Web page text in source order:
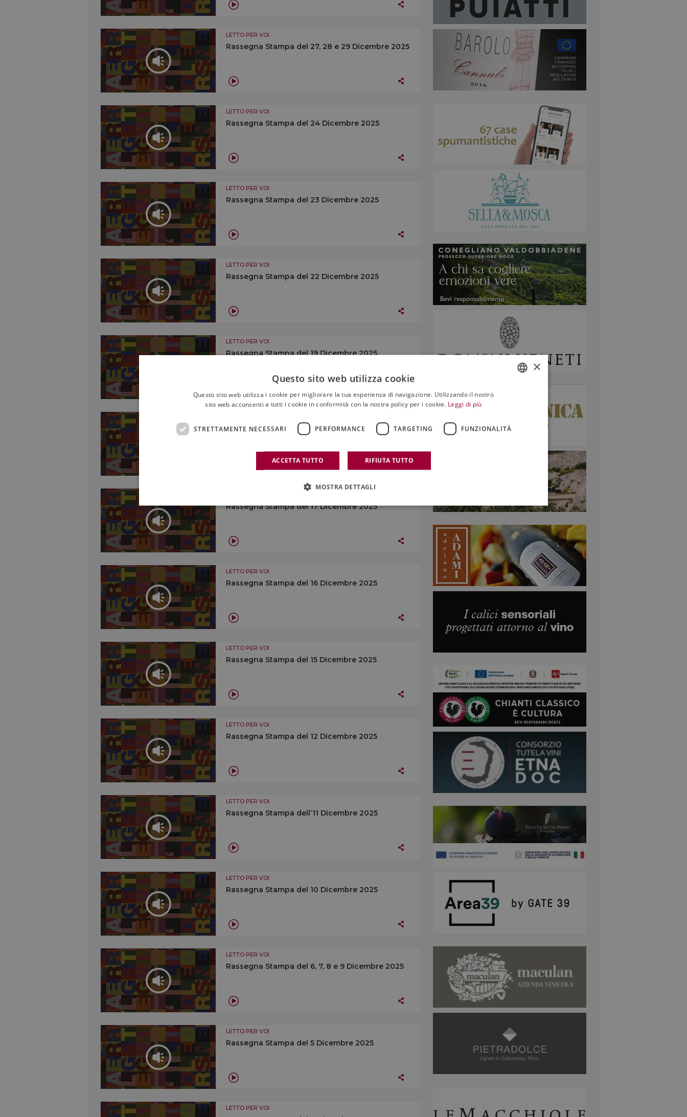
LETTO PER VOI
Rassegna Stampa del 27, 28 e 29 Dicembre 2025
LETTO PER VOI
Rassegna Stampa del 24 Dicembre 2025
LETTO PER VOI
Rassegna Stampa del 23 Dicembre 2025
LETTO PER VOI
Rassegna Stampa del 22 Dicembre 2025
LETTO PER VOI
Rassegna Stampa del 19 Dicembre 2025
Rassegna Stampa del 18 Dicembre 2025
Rassegna Stampa del 17 Dicembre 2025
LETTO PER VOI
Rassegna Stampa del 16 Dicembre 2025
LETTO PER VOI
Rassegna Stampa del 15 Dicembre 2025
LETTO PER VOI
Rassegna Stampa del 12 Dicembre 2025
LETTO PER VOI
Rassegna Stampa dell’11 Dicembre 2025
LETTO PER VOI
Rassegna Stampa del 10 Dicembre 2025
LETTO PER VOI
Rassegna Stampa del 6, 7, 8 e 9 Dicembre 2025
LETTO PER VOI
Rassegna Stampa del 5 Dicembre 2025
LETTO PER VOI
×
Questo sito web utilizza cookie
Questo sito web utilizza i cookie per migliorare la tua esperienza di navigazione. Utilizzando il nostro
sito web acconsenti a tutti i cookie in conformità con la nostra policy per i cookie. Leggi di più
STRETTAMENTE NECESSARI PERFORMANCE TARGETING FUNZIONALITÀ
ACCETTA TUTTO RIFIUTA TUTTO
MOSTRA DETTAGLI